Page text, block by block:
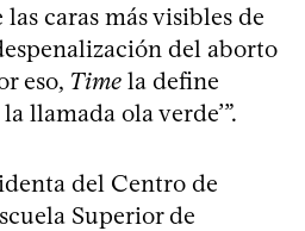
caras más visibles de
del aborto
eso, Time la define
llamada ola verde’”.
del Centro de
Superior de